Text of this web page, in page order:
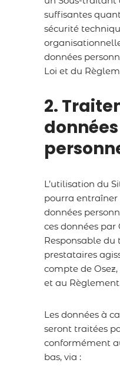
suffisantes
sécurité
données
Loi et du
2.
données
L’utilisation du
pourra
données
ces données par
Responsable
prestataires
compte de
et au
Les données à
seront traitées
conformément
bas, via :